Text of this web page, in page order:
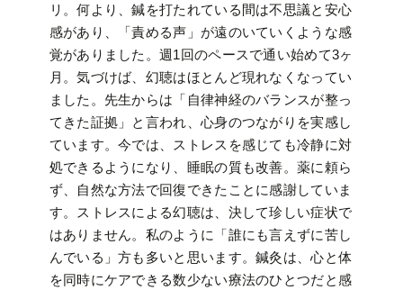
リ。何より、鍼を打たれている間は不思議と安心
感があり、「責める声」が遠のいていくような感
覚がありました。週1回のペースで通い始めて3ヶ
月。気づけば、幻聴はほとんど現れなくなってい
ました。先生からは「自律神経のバランスが整っ
てきた証拠」と言われ、心身のつながりを実感し
ています。今では、ストレスを感じても冷静に対
処できるようになり、睡眠の質も改善。薬に頼ら
ず、自然な方法で回復できたことに感謝していま
す。ストレスによる幻聴は、決して珍しい症状で
はありません。私のように「誰にも言えずに苦し
んでいる」方も多いと思います。鍼灸は、心と体
を同時にケアできる数少ない療法のひとつだと感